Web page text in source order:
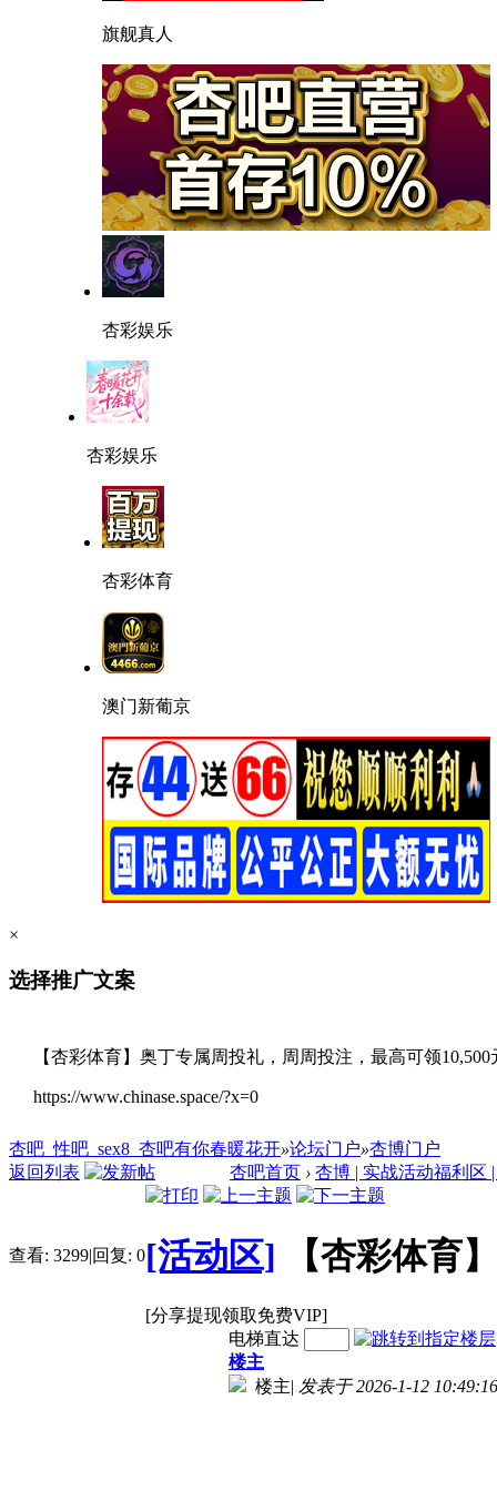
旗舰真人
杏彩娱乐
杏彩娱乐
杏彩体育
澳门新葡京
×
选择推广文案
【杏彩体育】奥丁专属周投礼，周周投注，最高可领10,500
https://www.chinase.space/?x=0
杏吧_性吧_sex8_杏吧有你春暖花开»论坛门户»杏博门户
杏吧首页 › 杏博 | 实战活动福利区 |
返回列表
查看: 3299|回复: 0[活动区] 【杏彩体育
[分享提现领取免费VIP]
电梯直达
楼主
楼主| 发表于 2026-1-12 10:49:16